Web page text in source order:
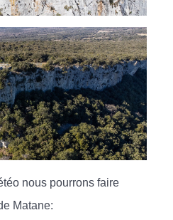
nous pourrons faire
Matane: